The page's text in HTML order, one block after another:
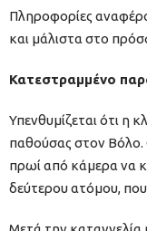
Πληροφορίες
και μάλιστα στο
Κατεστραμμένο
Υπενθυμίζεται ότι η
παθούσας στον Βόλο.
πρωί από κάμερα να
δεύτερου ατόμου,